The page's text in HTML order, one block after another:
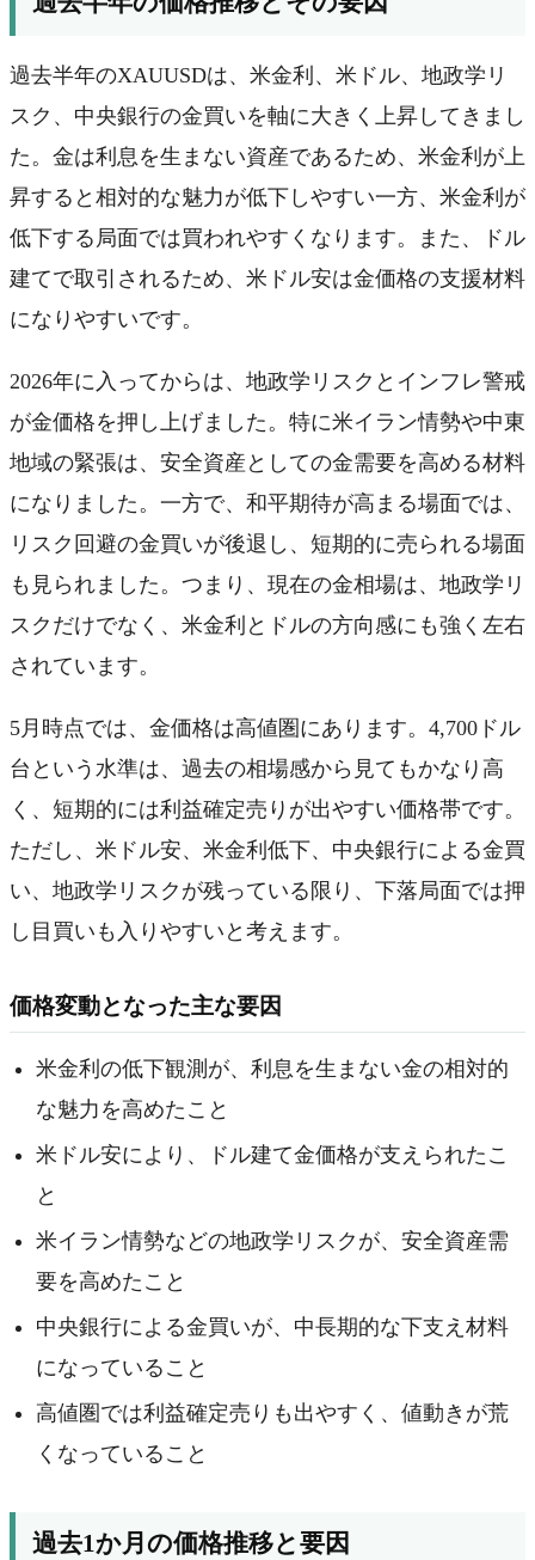
過去半年のXAUUSDは、米金利、米ドル、地政学リ
スク、中央銀行の金買いを軸に大きく上昇してきまし
た。金は利息を生まない資産であるため、米金利が上
昇すると相対的な魅力が低下しやすい一方、米金利が
低下する局面では買われやすくなります。また、ドル
建てで取引されるため、米ドル安は金価格の支援材料
になりやすいです。
2026年に入ってからは、地政学リスクとインフレ警戒
が金価格を押し上げました。特に米イラン情勢や中東
地域の緊張は、安全資産としての金需要を高める材料
になりました。一方で、和平期待が高まる場面では、
リスク回避の金買いが後退し、短期的に売られる場面
も見られました。つまり、現在の金相場は、地政学リ
スクだけでなく、米金利とドルの方向感にも強く左右
されています。
5月時点では、金価格は高値圏にあります。4,700ドル
台という水準は、過去の相場感から見てもかなり高
く、短期的には利益確定売りが出やすい価格帯です。
ただし、米ドル安、米金利低下、中央銀行による金買
い、地政学リスクが残っている限り、下落局面では押
し目買いも入りやすいと考えます。
価格変動となった主な要因
米金利の低下観測が、利息を生まない金の相対的
な魅力を高めたこと
米ドル安により、ドル建て金価格が支えられたこ
と
米イラン情勢などの地政学リスクが、安全資産需
要を高めたこと
中央銀行による金買いが、中長期的な下支え材料
になっていること
高値圏では利益確定売りも出やすく、値動きが荒
くなっていること
過去1か月の価格推移と要因